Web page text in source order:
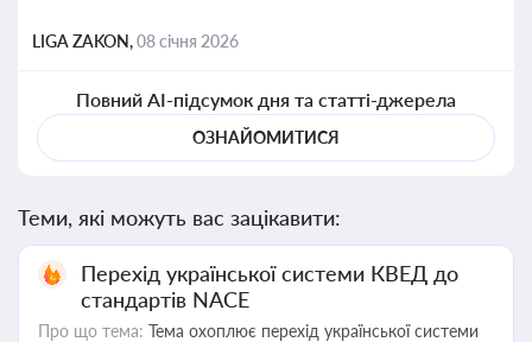
LIGA ZAKON,08 січня 2026
Повний AI-підсумок дня та статті-джерела
ОЗНАЙОМИТИСЯ
Теми, які можуть вас зацікавити:
Перехід української системи КВЕД до
стандартів NACE
Про що тема: Тема охоплює перехід української системи